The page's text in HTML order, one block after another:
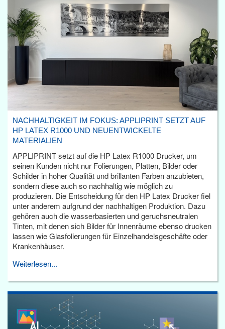
NACHHALTIGKEIT IM FOKUS: APPLIPRINT SETZT AUF
HP LATEX R1000 UND NEUENTWICKELTE
MATERIALIEN
APPLIPRINT setzt auf die HP Latex R1000 Drucker, um
seinen Kunden nicht nur Folierungen, Platten, Bilder oder
Schilder in hoher Qualität und brillanten Farben anzubieten,
sondern diese auch so nachhaltig wie möglich zu
produzieren. Die Entscheidung für den HP Latex Drucker fiel
unter anderem aufgrund der nachhaltigen Produktion. Dazu
gehören auch die wasserbasierten und geruchsneutralen
Tinten, mit denen sich Bilder für Innenräume ebenso drucken
lassen wie Glasfolierungen für Einzelhandelsgeschäfte oder
Krankenhäuser.
Weiterlesen...